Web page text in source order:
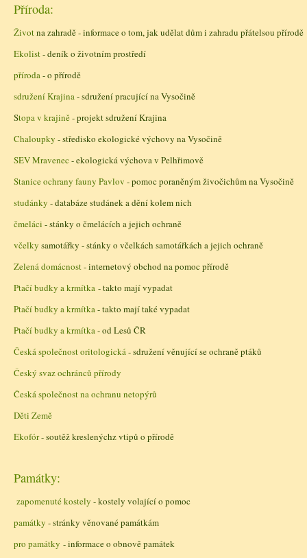
Příroda:
Životna zahradě - informace o tom, jak udělat dům i zahradu přátelsou přírodě
Ekolist- deník o životním prostředí
příroda- o přírodě
sdružení Krajina- sdružení pracující na Vysočině
Stopa v krajině - projekt sdružení Krajina
Chaloupky - středisko ekologické výchovy na Vysočině
SEV Mravenec - ekologická výchova v Pelhřimově
Stanice ochrany fauny Pavlov - pomoc poraněným živočichům na Vysočině
studánky - databáze studánek a dění kolem nich
čmeláci - stánky o čmelácích a jejich ochraně
včelky samotářky - stánky o včelkách samotářkách a jejich ochraně
Zelená domácnost- internetový obchod na pomoc přírodě
Ptačí budky a krmítka - takto mají vypadat
Ptačí budky a krmítka- takto mají také vypadat
Ptačí budky a krmítka- od Lesů ČR
Česká společnost oritologická- sdružení věnující se ochraně ptáků
Český svaz ochránců přírody
Česká společnost na ochranu netopýrů
Děti Země
Ekofór- soutěž kreslenýchz vtipů o přírodě
Památky:
zapomenuté kostely - kostely volající o pomoc
památky - stránky věnované památkám
pro památky - informace o obnově památek